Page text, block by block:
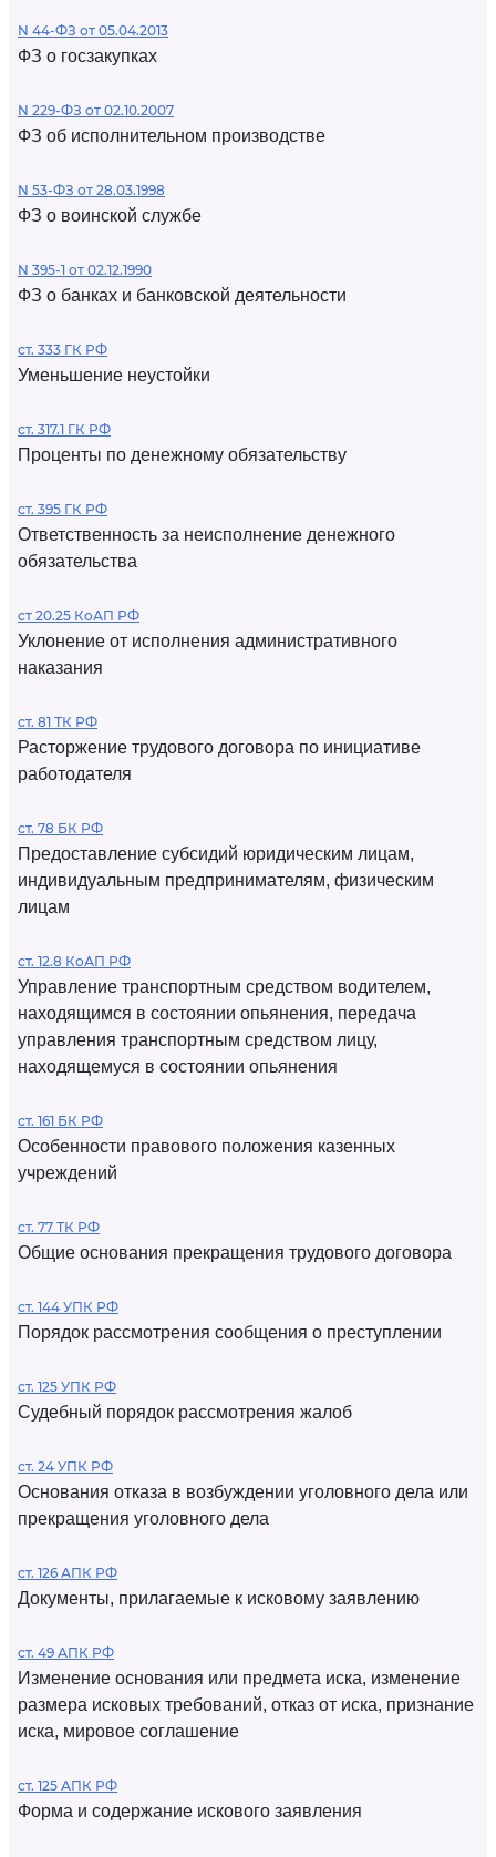
N 44-ФЗ от 05.04.2013
ФЗ о госзакупках
N 229-ФЗ от 02.10.2007
ФЗ об исполнительном производстве
N 53-ФЗ от 28.03.1998
ФЗ о воинской службе
N 395-1 от 02.12.1990
ФЗ о банках и банковской деятельности
ст. 333 ГК РФ
Уменьшение неустойки
ст. 317.1 ГК РФ
Проценты по денежному обязательству
ст. 395 ГК РФ
Ответственность за неисполнение денежного
обязательства
ст 20.25 КоАП РФ
Уклонение от исполнения административного
наказания
ст. 81 ТК РФ
Расторжение трудового договора по инициативе
работодателя
ст. 78 БК РФ
Предоставление субсидий юридическим лицам,
индивидуальным предпринимателям, физическим
лицам
ст. 12.8 КоАП РФ
Управление транспортным средством водителем,
находящимся в состоянии опьянения, передача
управления транспортным средством лицу,
находящемуся в состоянии опьянения
ст. 161 БК РФ
Особенности правового положения казенных
учреждений
ст. 77 ТК РФ
Общие основания прекращения трудового договора
ст. 144 УПК РФ
Порядок рассмотрения сообщения о преступлении
ст. 125 УПК РФ
Судебный порядок рассмотрения жалоб
ст. 24 УПК РФ
Основания отказа в возбуждении уголовного дела или
прекращения уголовного дела
ст. 126 АПК РФ
Документы, прилагаемые к исковому заявлению
ст. 49 АПК РФ
Изменение основания или предмета иска, изменение
размера исковых требований, отказ от иска, признание
иска, мировое соглашение
ст. 125 АПК РФ
Форма и содержание искового заявления